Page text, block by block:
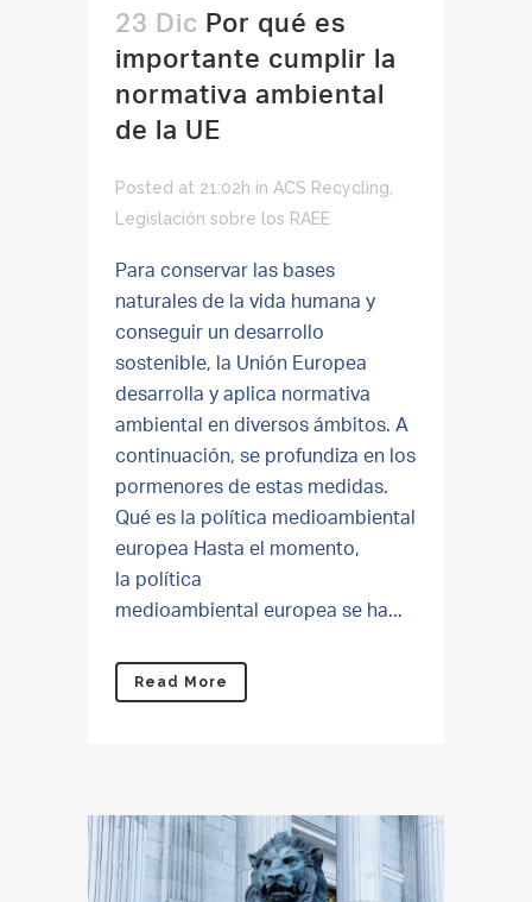
23 Dic Por qué es
importante cumplir la
normativa ambiental
de la UE
Posted at 21:02h in ACS Recycling,
Legislación sobre los RAEE
Para conservar las bases
naturales de la vida humana y
conseguir un desarrollo
sostenible, la Unión Europea
desarrolla y aplica normativa
ambiental en diversos ámbitos. A
continuación, se profundiza en los
pormenores de estas medidas.
Qué es la política medioambiental
europea Hasta el momento,
la política
medioambiental europea se ha...
Read More